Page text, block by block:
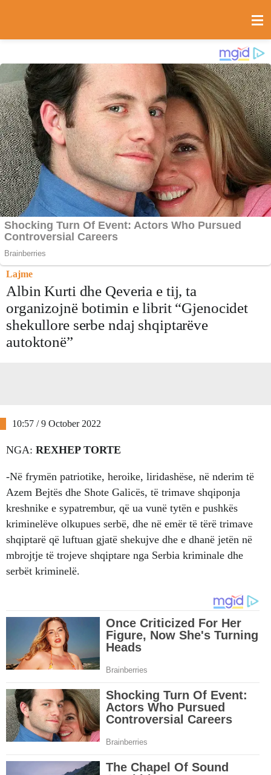
Lajme
Albin Kurti dhe Qeveria e tij, ta
organizojnë botimin e librit “Gjenocidet
shekullore serbe ndaj shqiptarëve
autoktonë”
10:57 / 9 October 2022
NGA: REXHEP TORTE
-Në frymën patriotike, heroike, liridashëse, në nderim të
Azem Bejtës dhe Shote Galicës, të trimave shqiponja
kreshnike e sypatrembur, që ua vunë tytën e pushkës
kriminelëve olkupues serbë, dhe në emër të tërë trimave
shqiptarë që luftuan gjatë shekujve dhe e dhanë jetën në
mbrojtje të trojeve shqiptare nga Serbia kriminale dhe
serbët kriminelë.